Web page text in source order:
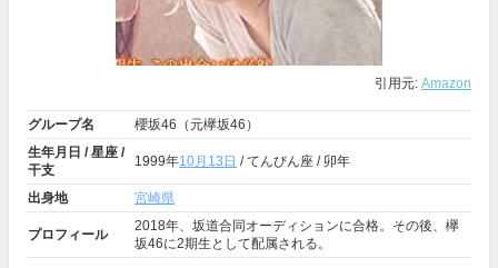
引用元: Amazon
グループ名
櫻坂46（元欅坂46）
生年月日 / 星座 /
干支
1999年10月13日 / てんびん座 / 卯年
出身地 宮崎県
プロフィール
2018年、坂道合同オーディションに合格。その後、欅
坂46に2期生として配属される。